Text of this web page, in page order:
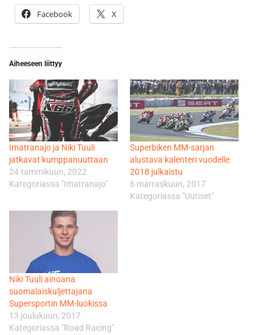
Facebook X
Aiheeseen liittyy
Imatranajo ja Niki Tuuli
jatkavat kumppanuuttaan
24 tammikuun, 2022
Kategoriassa "Imatranajo"
Superbiken MM-sarjan
alustava kalenteri vuodelle
2018 julkaistu
6 marraskuun, 2017
Kategoriassa "Uutiset"
Niki Tuuli ainoana
suomalaiskuljettajana
Supersportin MM-luokissa
13 joulukuun, 2017
Kategoriassa "Road Racing"